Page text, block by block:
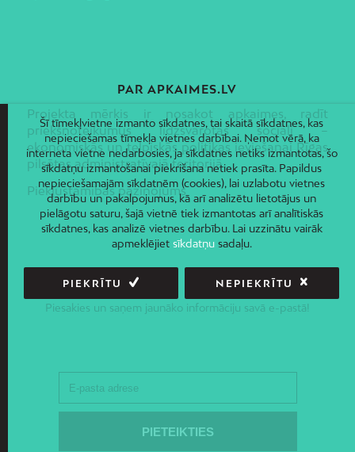
PAR APKAIMES.LV
Projekta mērķis ir nosakot apkaimes, radīt
priekšnoteikumus līdzsvarotas sociāli –
ekonomiskās un telpiskās politikas ieviešanai Rīgas
pilsētas administratīvajā teritorijā.
Piekļūstamības paziņojums
JAUNUMI E-PASTĀ
Piesakies un saņem jaunāko informāciju savā e-pastā!
Šī tīmekļvietne izmanto sīkdatnes, tai skaitā sīkdatnes, kas
nepieciešamas tīmekļa vietnes darbībai. Ņemot vērā, ka
interneta vietne nedarbosies, ja sīkdatnes netiks izmantotas, šo
sīkdatņu izmantošanai piekrišana netiek prasīta. Papildus
nepieciešamajām sīkdatnēm (cookies), lai uzlabotu vietnes
darbību un pakalpojumus, kā arī analizētu lietotājus un
pielāgotu saturu, šajā vietnē tiek izmantotas arī analītiskās
sīkdatnes, kas analizē vietnes darbību. Lai uzzinātu vairāk
apmeklējiet sīkdatņusadaļu.
PIEKRĪTU NEPIEKRĪTU